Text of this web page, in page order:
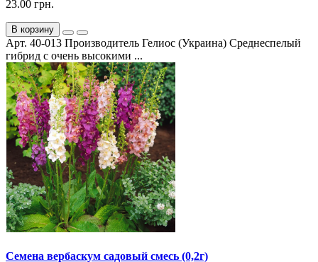
23.00 грн.
В корзину
Арт. 40-013 Производитель Гелиос (Украина) Среднеспелый
гибрид с очень высокими ...
Семена вербаскум садовый смесь (0,2г)